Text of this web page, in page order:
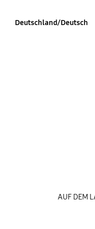
Deutschland/Deutsch
AUF DEM